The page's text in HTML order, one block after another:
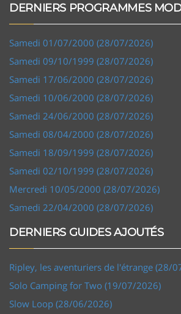
DERNIERS PROGRAMMES
Samedi 01/07/2000 (28/07/2026)
Samedi 09/10/1999 (28/07/2026)
Samedi 17/06/2000 (28/07/2026)
Samedi 10/06/2000 (28/07/2026)
Samedi 24/06/2000 (28/07/2026)
Samedi 08/04/2000 (28/07/2026)
Samedi 18/09/1999 (28/07/2026)
Samedi 02/10/1999 (28/07/2026)
Mercredi 10/05/2000 (28/07/2026)
Samedi 22/04/2000 (28/07/2026)
DERNIERS GUIDES AJOUTÉS
Ripley, les aventuriers de l'étrange (28/
Solo Camping for Two (19/07/2026)
Slow Loop (28/06/2026)